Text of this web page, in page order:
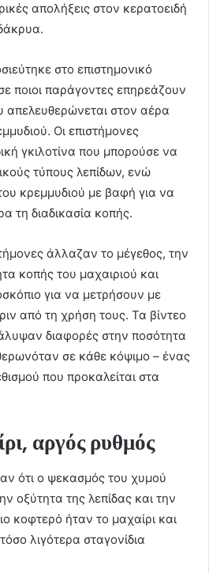
απολήξεις στον κερατοειδή
στο επιστημονικό
ποιοι παράγοντες επηρεάζουν
απελευθερώνεται στον αέρα
Οι επιστήμονες
γκιλοτίνα που μπορούσε να
τύπους λεπίδων, ενώ
κρεμμυδιού με βαφή για να
τη διαδικασία κοπής.
άλλαζαν το μέγεθος, την
κοπής του μαχαιριού και
για να μετρήσουν με
από τη χρήση τους. Τα βίντεο
διαφορές στην ποσότητα
σε κάθε κόψιμο – ένας
που προκαλείται στα
αργός ρυθμός
ότι ο ψεκασμός του χυμού
οξύτητα της λεπίδας και την
κοφτερό ήταν το μαχαίρι και
λιγότερα σταγονίδια